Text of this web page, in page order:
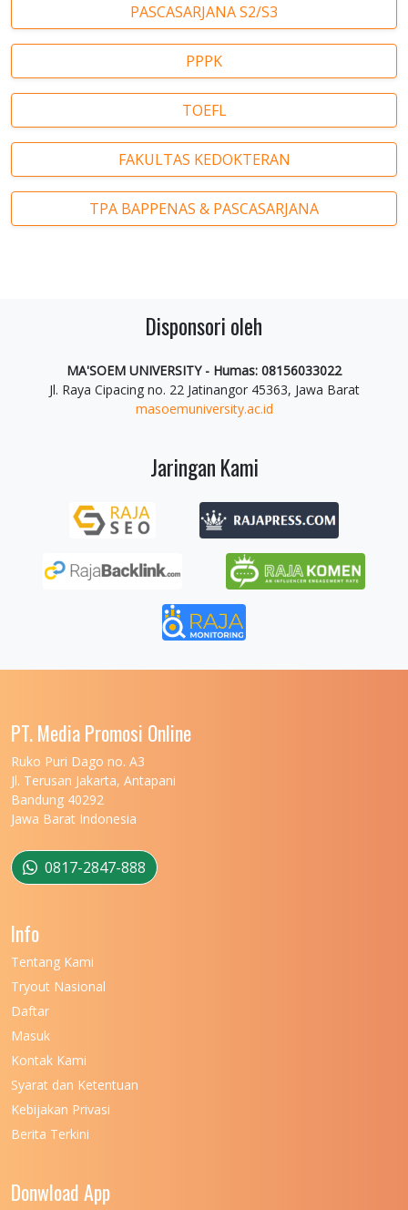
PASCASARJANA S2/S3
PPPK
TOEFL
FAKULTAS KEDOKTERAN
TPA BAPPENAS & PASCASARJANA
Disponsori oleh
MA'SOEM UNIVERSITY - Humas: 08156033022
Jl. Raya Cipacing no. 22 Jatinangor 45363, Jawa Barat
masoemuniversity.ac.id
Jaringan Kami
PT. Media Promosi Online
Ruko Puri Dago no. A3
Jl. Terusan Jakarta, Antapani
Bandung 40292
Jawa Barat Indonesia
0817-2847-888
Info
Tentang Kami
Tryout Nasional
Daftar
Masuk
Kontak Kami
Syarat dan Ketentuan
Kebijakan Privasi
Berita Terkini
Donwload App